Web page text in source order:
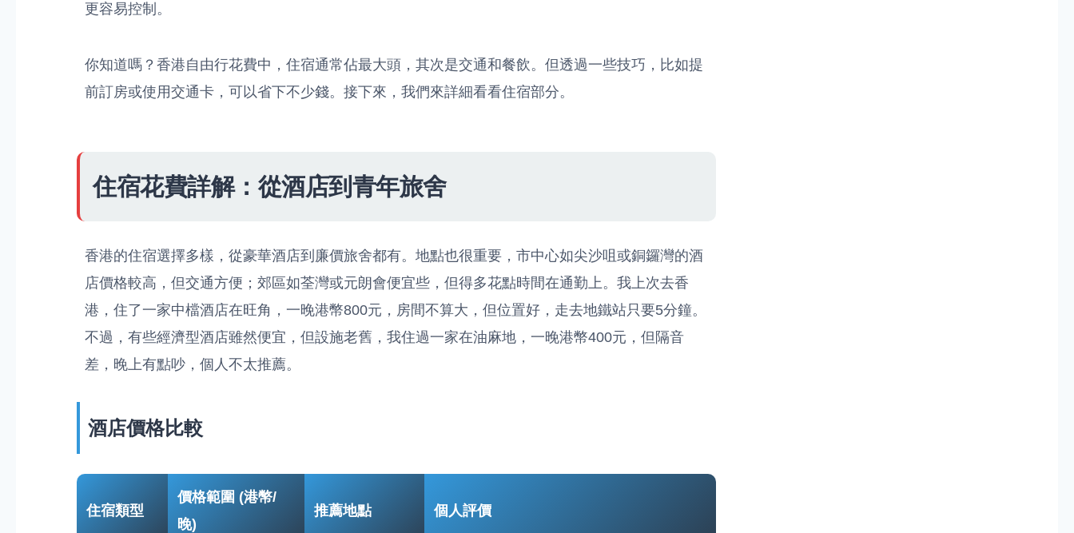
更容易控制。
你知道嗎？香港自由行花費中，住宿通常佔最大頭，其次是交通和餐飲。但透過一些技巧，比如提
前訂房或使用交通卡，可以省下不少錢。接下來，我們來詳細看看住宿部分。
住宿花費詳解：從酒店到青年旅舍
香港的住宿選擇多樣，從豪華酒店到廉價旅舍都有。地點也很重要，市中心如尖沙咀或銅鑼灣的酒
店價格較高，但交通方便；郊區如荃灣或元朗會便宜些，但得多花點時間在通勤上。我上次去香
港，住了一家中檔酒店在旺角，一晚港幣800元，房間不算大，但位置好，走去地鐵站只要5分鐘。
不過，有些經濟型酒店雖然便宜，但設施老舊，我住過一家在油麻地，一晚港幣400元，但隔音
差，晚上有點吵，個人不太推薦。
酒店價格比較
住宿類型
價格範圍 (港幣/
晚)
推薦地點 個人評價